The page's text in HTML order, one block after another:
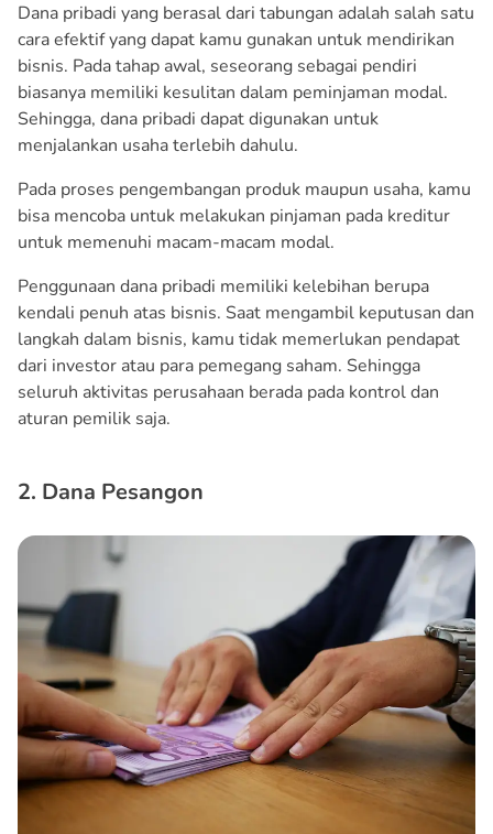
Dana pribadi yang berasal dari tabungan adalah salah satu
cara efektif yang dapat kamu gunakan untuk mendirikan
bisnis. Pada tahap awal, seseorang sebagai pendiri
biasanya memiliki kesulitan dalam peminjaman modal.
Sehingga, dana pribadi dapat digunakan untuk
menjalankan usaha terlebih dahulu.
Pada proses pengembangan produk maupun usaha, kamu
bisa mencoba untuk melakukan pinjaman pada kreditur
untuk memenuhi macam-macam modal.
Penggunaan dana pribadi memiliki kelebihan berupa
kendali penuh atas bisnis. Saat mengambil keputusan dan
langkah dalam bisnis, kamu tidak memerlukan pendapat
dari investor atau para pemegang saham. Sehingga
seluruh aktivitas perusahaan berada pada kontrol dan
aturan pemilik saja.
2. Dana Pesangon